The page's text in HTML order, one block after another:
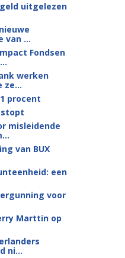
uitgelezen
van ...
Fondsen
werken
ze...
procent
misleidende
van BUX
een
voor
Marttin op
ni...